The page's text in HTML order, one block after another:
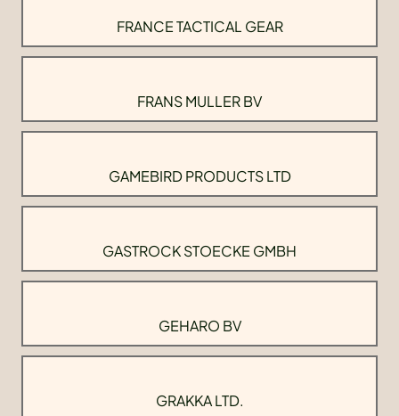
FRANCE TACTICAL GEAR
FRANS MULLER BV
GAMEBIRD PRODUCTS LTD
GASTROCK STOECKE GMBH
GEHARO BV
GRAKKA LTD.